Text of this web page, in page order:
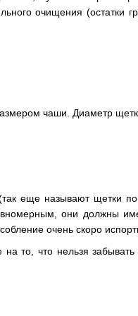
очищения (остатки
чаши. Диаметр
еще называют щетки
они должны
очень скоро
на то, что нельзя